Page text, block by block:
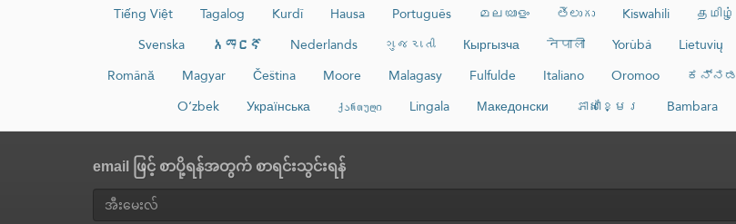
Tiếng Việt
Tagalog Kurdî Hausa Português മലയാളം తెలుగు Kiswahili தமிழ்
Svenska
አማርኛ Nederlands ગુજરાતી Кыргызча नेपाली Yorùbá Lietuvių
Română
Magyar Čeština Moore Malagasy Fulfulde Italiano Oromoo ಕನ್ನಡ
O‘zbek
Українська ქართული Lingala Македонски ភាសាខ្មែរ Bambara
email ဖြင့် စာပို့ရန်အတွက် စာရင်းသွင်းရန်